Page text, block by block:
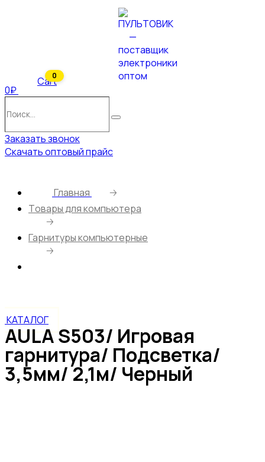
0₽
0
Cart
Поиск
Заказать звонок
Скачать оптовый прайс
Главная
🡢
Tовары для компьютера
🡢
Гарнитуры компьютерные
🡢
КАТАЛОГ
AULA S503/ Игровая
гарнитура/ Подсветка/
3,5мм/ 2,1м/ Черный